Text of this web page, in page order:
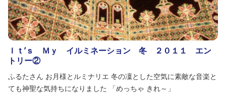
Ｉｔ’ｓ Ｍｙ イルミネーション 冬 ２０１１ エン
トリー②
ふるたさん お月様とルミナリエ 冬の凜とした空気に素敵な音楽と
ても神聖な気持ちになりました 「めっちゃ きれ～」